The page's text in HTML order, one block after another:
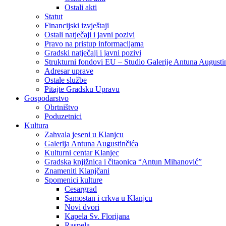
Ostali akti
Statut
Financijski izvještaji
Ostali natječaji i javni pozivi
Pravo na pristup informacijama
Gradski natječaji i javni pozivi
Strukturni fondovi EU – Studio Galerije Antuna
Adresar uprave
Ostale službe
Pitajte Gradsku Upravu
Gospodarstvo
Obrtništvo
Poduzetnici
Kultura
Zahvala jeseni u Klanjcu
Galerija Antuna Augustinčića
Kulturni centar Klanjec
Gradska knjižnica i čitaonica “Antun Mihanović”
Znameniti Klanjčani
Spomenici kulture
Cesargrad
Samostan i crkva u Klanjcu
Novi dvori
Kapela Sv. Florijana